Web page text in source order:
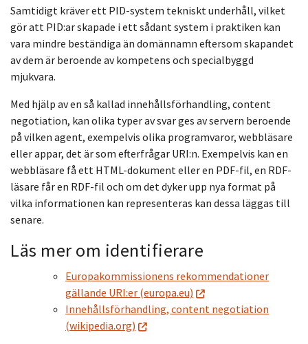
Samtidigt kräver ett PID-system tekniskt underhåll, vilket
gör att PID:ar skapade i ett sådant system i praktiken kan
vara mindre beständiga än domännamn eftersom skapandet
av dem är beroende av kompetens och specialbyggd
mjukvara.
Med hjälp av en så kallad innehållsförhandling, content
negotiation, kan olika typer av svar ges av servern beroende
på vilken agent, exempelvis olika programvaror, webbläsare
eller appar, det är som efterfrågar URI:n. Exempelvis kan en
webbläsare få ett HTML-dokument eller en PDF-fil, en RDF-
läsare får en RDF-fil och om det dyker upp nya format på
vilka informationen kan representeras kan dessa läggas till
senare.
Läs mer om identifierare
Europakommissionens rekommendationer
gällande URI:er (europa.eu)
Innehållsförhandling, content negotiation
(wikipedia.org)